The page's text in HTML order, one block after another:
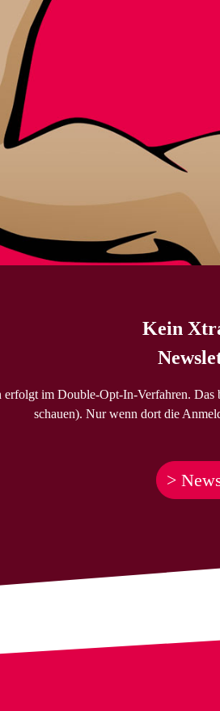
Kein
im Double-Opt-In-Verfahren.
schauen). Nur wenn dort die
>